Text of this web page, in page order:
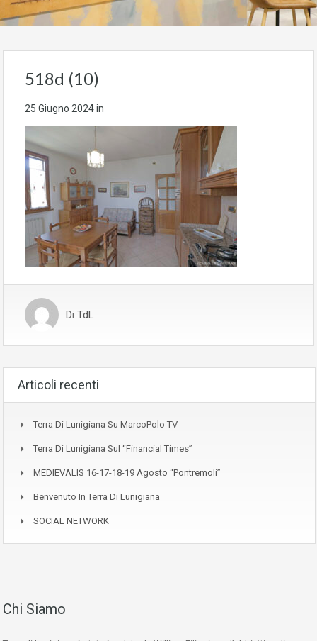
518d (10)
25 Giugno 2024in
Di TdL
Articoli recenti
Terra Di Lunigiana Su MarcoPolo TV
Terra Di Lunigiana Sul “Financial Times”
MEDIEVALIS 16-17-18-19 Agosto “Pontremoli”
Benvenuto In Terra Di Lunigiana
SOCIAL NETWORK
Chi Siamo